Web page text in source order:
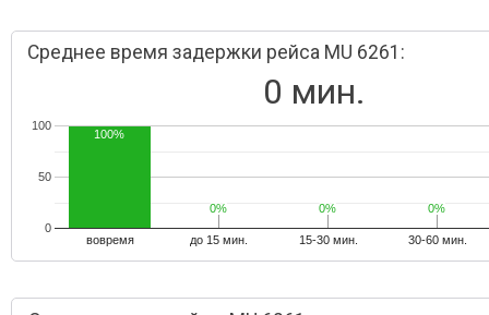
Среднее время задержки рейса MU 6261:
0 мин.
вовремя до 15 мин. 15-30 мин. 30-60 мин.
0
50
100
100%
0%
0% 0%
0% 0%
0%